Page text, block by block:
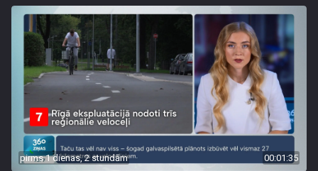
pirms 1 dienas, 2 stundām 00:01:35